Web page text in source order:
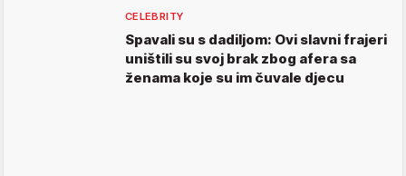
CELEBRITY
Spavali su s dadiljom: Ovi slavni frajeri
uništili su svoj brak zbog afera sa
ženama koje su im čuvale djecu